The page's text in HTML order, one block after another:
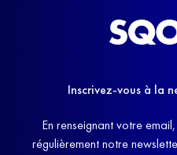
Inscrivez-vous à la
En renseignant votre
régulièrement notre